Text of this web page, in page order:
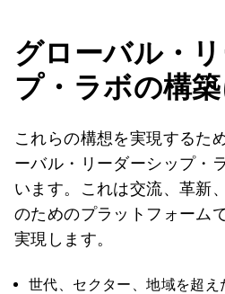
グローバル・
プ・ラボの構
これらの構想を実現するた
ーバル・リーダーシップ・
います。これは交流、革新
のためのプラットフォーム
実現します。
世代、セクター、地域を超え